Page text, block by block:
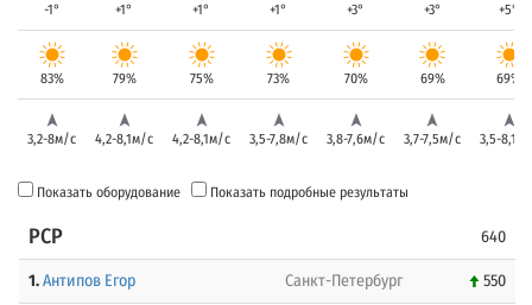
-1° +1° +1° +1° +3° +3° +5°
83% 79% 75% 73% 70% 69% 69%
3,2-8м/с 4,2-8,1м/с 4,2-8,1м/с 3,5-7,8м/с 3,8-7,6м/с 3,7-7,5м/с 3,5-
Показать оборудование Показать подробные результаты
PCP 640
1.Антипов Егор Санкт-Петербург 550